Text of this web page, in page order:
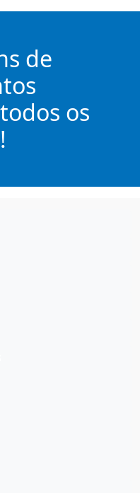
de
os